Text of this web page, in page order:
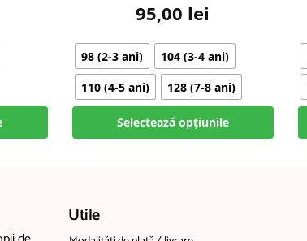
95,00 lei
98 (2-3 ani)
104 (3-4 ani)
110 (4-5 ani)
128 (7-8 ani)
Selectează opțiunile
Utile